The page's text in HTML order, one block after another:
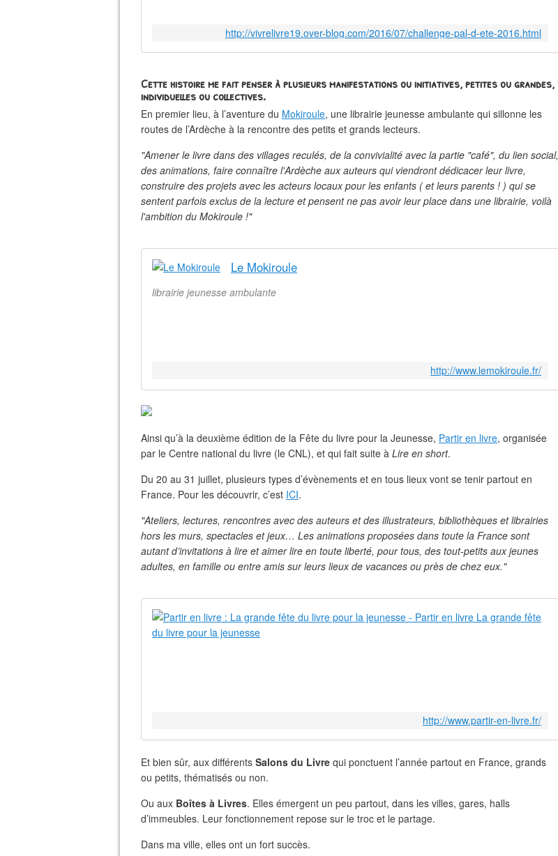
http://vivrelivre19.over-blog.com/2016/07/challenge-pal-d-ete-2016.html
Cette histoire me fait penser à plusieurs manifestations ou initiatives, petites ou grandes,
individuelles ou collectives.
En premier lieu, à l’aventure du Mokiroule, une librairie jeunesse ambulante qui sillonne les
routes de l’Ardèche à la rencontre des petits et grands lecteurs.
"Amener le livre dans des villages reculés, de la convivialité avec la partie "café", du lien social,
des animations, faire connaître l'Ardèche aux auteurs qui viendront dédicacer leur livre,
construire des projets avec les acteurs locaux pour les enfants ( et leurs parents ! ) qui se
sentent parfois exclus de la lecture et pensent ne pas avoir leur place dans une librairie, voilà
l'ambition du Mokiroule !"
Le Mokiroule
librairie jeunesse ambulante
http://www.lemokiroule.fr/
Ainsi qu’à la deuxième édition de la Fête du livre pour la Jeunesse, Partir en livre, organisée
par le Centre national du livre (le CNL), et qui fait suite à Lire en short.
Du 20 au 31 juillet, plusieurs types d’évènements et en tous lieux vont se tenir partout en
France. Pour les découvrir, c’est ICI.
"Ateliers, lectures, rencontres avec des auteurs et des illustrateurs, bibliothèques et librairies
hors les murs, spectacles et jeux… Les animations proposées dans toute la France sont
autant d’invitations à lire et aimer lire en toute liberté, pour tous, des tout-petits aux jeunes
adultes, en famille ou entre amis sur leurs lieux de vacances ou près de chez eux."
http://www.partir-en-livre.fr/
Et bien sûr, aux différents Salons du Livre qui ponctuent l’année partout en France, grands
ou petits, thématisés ou non.
Ou aux Boîtes à Livres. Elles émergent un peu partout, dans les villes, gares, halls
d’immeubles. Leur fonctionnement repose sur le troc et le partage.
Dans ma ville, elles ont un fort succès.